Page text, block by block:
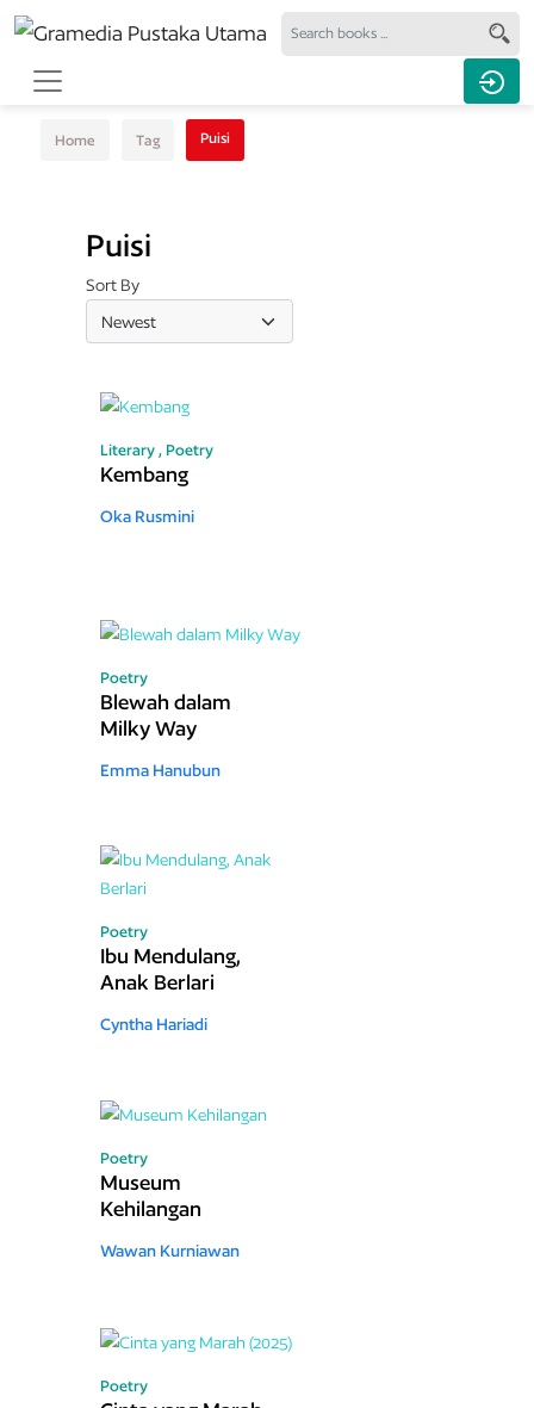
Home Tag Puisi
Puisi
Sort By
Literary , Poetry
Kembang
Oka Rusmini
Poetry
Blewah dalam
Milky Way
Emma Hanubun
Poetry
Ibu Mendulang,
Anak Berlari
Cyntha Hariadi
Poetry
Museum
Kehilangan
Wawan Kurniawan
Poetry